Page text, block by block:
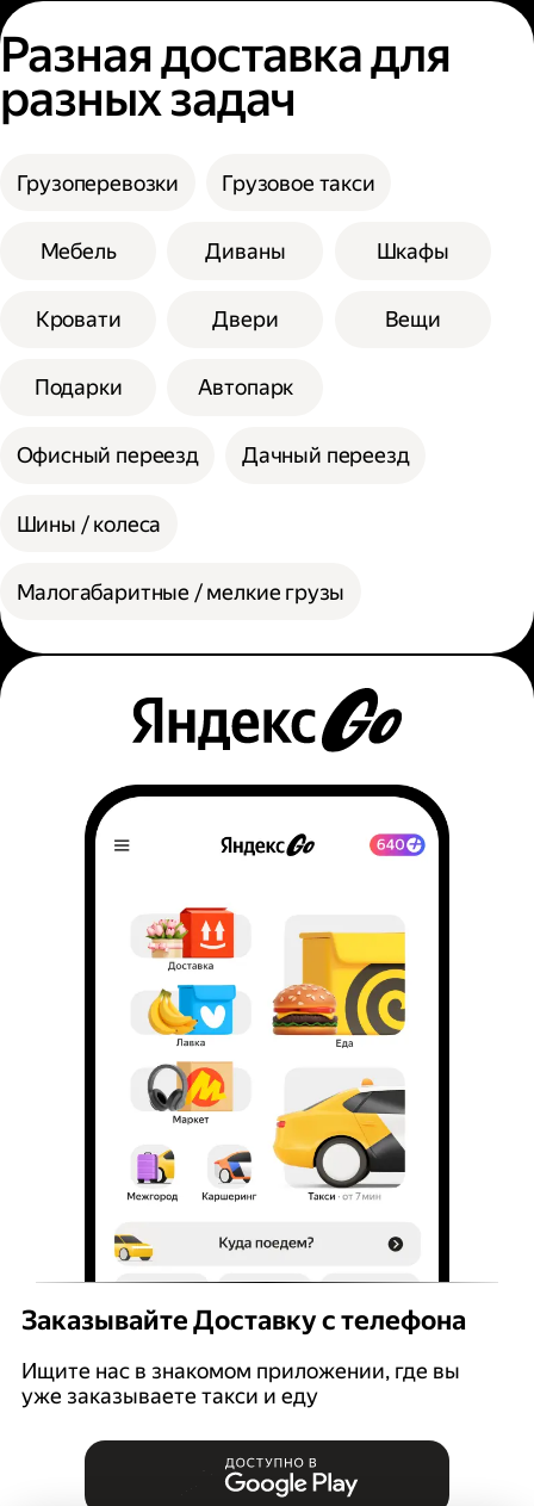
Разная доставка для
разных задач
Грузоперевозки Грузовое такси
Мебель Диваны Шкафы
Кровати Двери Вещи
Подарки Автопарк
Офисный переезд Дачный переезд
Шины / колеса
Малогабаритные / мелкие грузы
Заказывайте Доставку с телефона
Ищите нас в знакомом приложении, где вы
уже заказываете такси и еду